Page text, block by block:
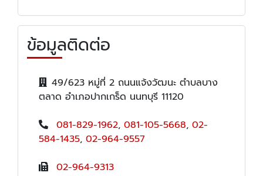
ข้อมูลติดต่อ
49/623 หมู่ที่ 2 ถนนแจ้งวัฒนะ ตำบลบาง
ตลาด อำเภอปากเกร็ด นนทบุรี 11120
081-829-1962, 081-105-5668, 02-
584-1435, 02-964-9557
02-964-9313